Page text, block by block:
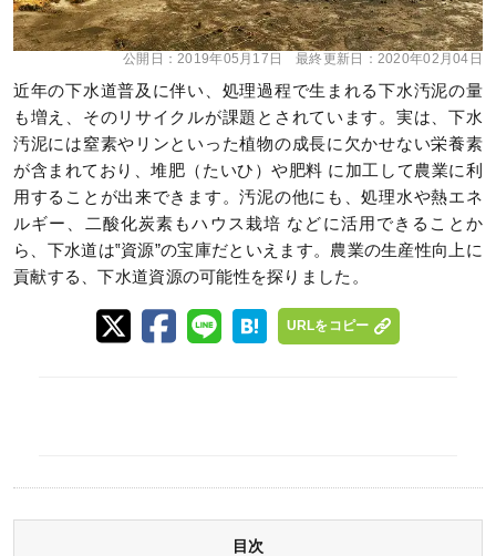
公開日：2019年05月17日 最終更新日： 2020年02月04日
近年の下水道普及に伴い、処理過程で生まれる下水汚泥の量
も増え、そのリサイクルが課題とされています。実は、下水
汚泥には窒素やリンといった植物の成長に欠かせない栄養素
が含まれており、堆肥（たいひ）や肥料 に加工して農業に利
用することが出来できます。汚泥の他にも、処理水や熱エネ
ルギー、二酸化炭素もハウス栽培 などに活用できることか
ら、下水道は‟資源”の宝庫だといえます。農業の生産性向上に
貢献する、下水道資源の可能性を探りました。
URLをコピー
目次